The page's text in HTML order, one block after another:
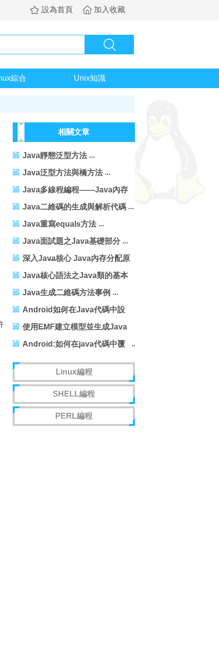
設為首頁 加入收藏
綜合 Unix知識
相關文章
Java靜態泛型方法
Java泛型方法與橋方法
Java多線程編程——Java內存
模型
Java二維碼的生成與解析代碼
Java重寫equals方法
Java面試題之Java基礎部分
深入Java核心 Java內存分配原
理精講
Java核心語法之Java類的基本
構成
Java生成二維碼方法事例
Android如何在Java代碼中設
置margin
使用EMF建立模型並生成Java
代碼
Android:如何在java代碼中覆
蓋webview中的javascript事件
Linux編程
SHELL編程
PERL編程